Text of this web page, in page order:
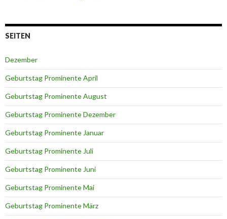
SEITEN
Dezember
Geburtstag Prominente April
Geburtstag Prominente August
Geburtstag Prominente Dezember
Geburtstag Prominente Januar
Geburtstag Prominente Juli
Geburtstag Prominente Juni
Geburtstag Prominente Mai
Geburtstag Prominente März